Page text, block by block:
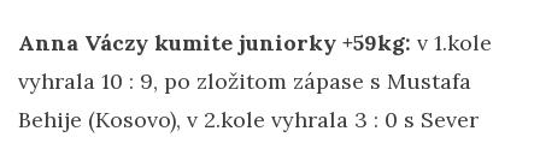
Anna Váczy kumite juniorky +59kg: v 1.kole
vyhrala 10 : 9, po zložitom zápase s Mustafa
Behije (Kosovo), v 2.kole vyhrala 3 : 0 s Sever